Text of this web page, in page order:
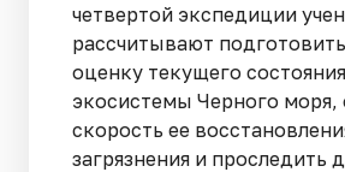
четвертой экспедиции
рассчитывают
оценку текущего состояния
экосистемы Черного моря,
скорость ее
загрязнения и проследить